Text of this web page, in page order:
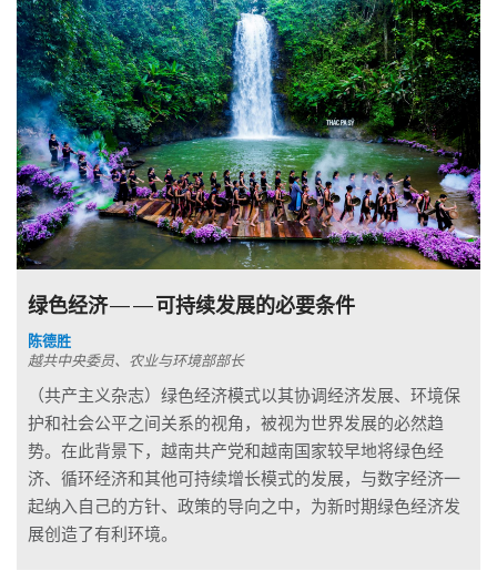
绿色经济——可持续发展的必要条件
陈德胜
越共中央委员、农业与环境部部长
（共产主义杂志）绿色经济模式以其协调经济发展、环境保
护和社会公平之间关系的视角，被视为世界发展的必然趋
势。在此背景下，越南共产党和越南国家较早地将绿色经
济、循环经济和其他可持续增长模式的发展，与数字经济一
起纳入自己的方针、政策的导向之中，为新时期绿色经济发
展创造了有利环境。